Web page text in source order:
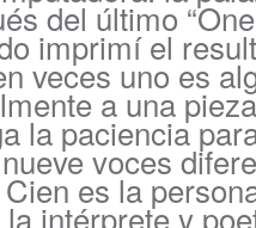
del último
imprimí el
veces uno es
a una
la paciencia
voces
es la
intérprete y